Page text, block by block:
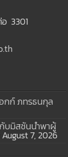
3301
อกก์ ภทรธนกุล
บมิสชันนำพาผู้
August 7, 2026